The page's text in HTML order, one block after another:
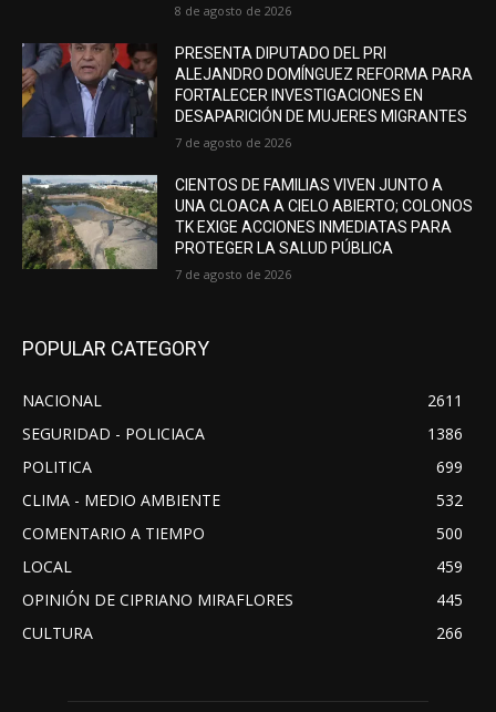
8 de agosto de 2026
PRESENTA DIPUTADO DEL PRI
ALEJANDRO DOMÍNGUEZ REFORMA PARA
FORTALECER INVESTIGACIONES EN
DESAPARICIÓN DE MUJERES MIGRANTES
7 de agosto de 2026
CIENTOS DE FAMILIAS VIVEN JUNTO A
UNA CLOACA A CIELO ABIERTO; COLONOS
TK EXIGE ACCIONES INMEDIATAS PARA
PROTEGER LA SALUD PÚBLICA
7 de agosto de 2026
POPULAR CATEGORY
NACIONAL
2611
SEGURIDAD - POLICIACA
1386
POLITICA
699
CLIMA - MEDIO AMBIENTE
532
COMENTARIO A TIEMPO
500
LOCAL
459
OPINIÓN DE CIPRIANO MIRAFLORES
445
CULTURA
266